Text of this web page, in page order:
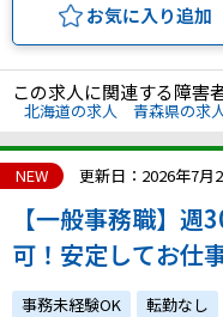
お気に入り追加
この求人に関連する障害
北海道の求人 青森県の求人
NEW 更新日：2026年7月
【一般事務職】
可！安定してお仕
事務未経験OK 転勤なし